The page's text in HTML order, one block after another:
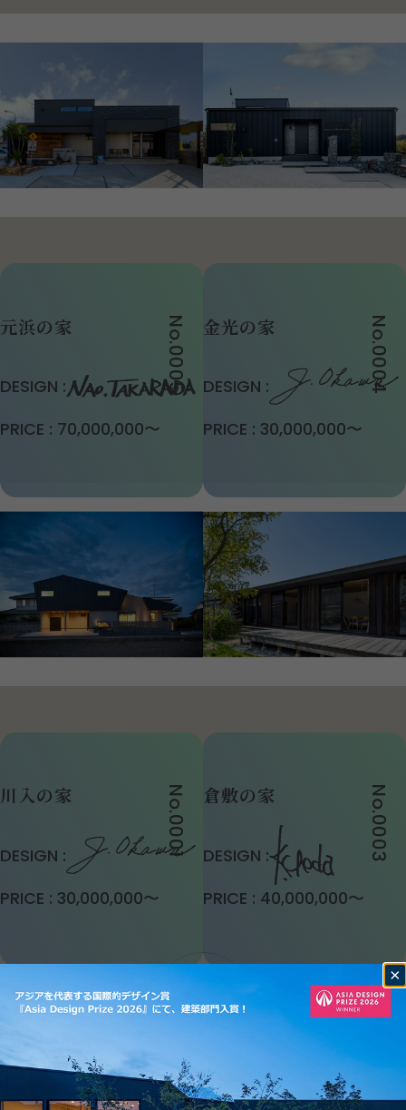
No.0005
元浜の家
DESIGN :
PRICE : 70,000,000〜
No.0004
金光の家
DESIGN :
PRICE : 30,000,000〜
No.0001
川入の家
DESIGN :
PRICE : 30,000,000〜
No.0003
倉敷の家
DESIGN :
PRICE : 40,000,000〜
MORE